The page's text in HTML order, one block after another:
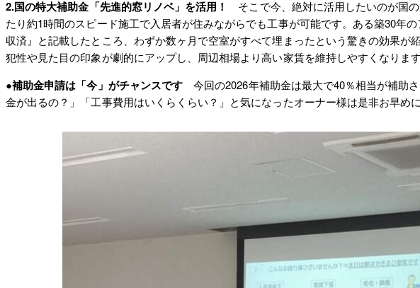
2.国の特大補助金「先進的窓リノベ」を活用！
そこで今、絶対に活用したいのが国
たり約1時間のスピード施工で入居者が住みながらでも工事が可能です。ある築30年
収済』と記載したところ、わずか数ヶ月で空室がすべて埋まったという驚きの効果
犯性や見た目の印象が劇的にアップし、周辺相場より高い家賃を維持しやすくなります
●補助金申請は「今」がチャンスです 今回の2026年補助金は最大で40％相当が補助
金が出るの？」「工事費用はいくらくらい？」と気になったオーナー様は是非お早